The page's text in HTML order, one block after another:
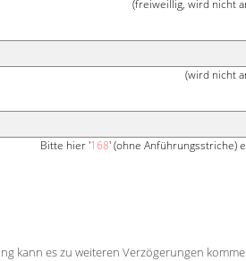
(freiweillig, wird nicht
(wird nicht
Bitte hier '168' (ohne Anführungsstriche)
kann es zu weiteren Verzögerungen